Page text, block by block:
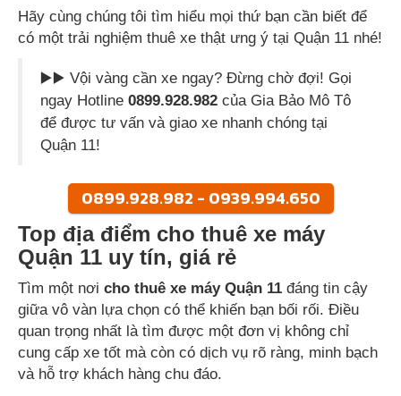
Hãy cùng chúng tôi tìm hiểu mọi thứ bạn cần biết để
có một trải nghiệm thuê xe thật ưng ý tại Quận 11 nhé!
▶️▶️ Vội vàng cần xe ngay? Đừng chờ đợi! Gọi
ngay Hotline 0899.928.982 của Gia Bảo Mô Tô
để được tư vấn và giao xe nhanh chóng tại
Quận 11!
0899.928.982 - 0939.994.650
Top địa điểm cho thuê xe máy
Quận 11 uy tín, giá rẻ
Tìm một nơi cho thuê xe máy Quận 11 đáng tin cậy
giữa vô vàn lựa chọn có thể khiến bạn bối rối. Điều
quan trọng nhất là tìm được một đơn vị không chỉ
cung cấp xe tốt mà còn có dịch vụ rõ ràng, minh bạch
và hỗ trợ khách hàng chu đáo.